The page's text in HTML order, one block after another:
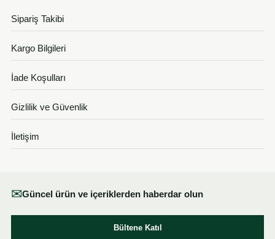
Sipariş Takibi
Kargo Bilgileri
İade Koşulları
Gizlilik ve Güvenlik
İletişim
✉Güncel ürün ve içeriklerden haberdar olun
Bültene Katıl